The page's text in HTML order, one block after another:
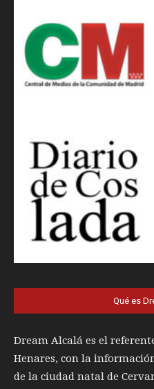
Qué es
Dream Alcalá es el
Henares, con la
de la ciudad natal de